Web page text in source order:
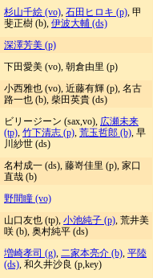
杉山千絵 (vo), 石田ヒロキ (p), 甲
斐正樹 (b), 伊波大輔 (ds)
深澤芳美 (p)
下田愛美 (vo), 朝倉由里 (p)
小西雅也 (vo), 近藤有輝 (p), 名古
路一也 (b), 柴田英貴 (ds)
ビリージーン (sax,vo), 広瀬未来
(tp), 竹下清志 (p), 荒玉哲郎 (b), 早
川紗世 (ds)
名村成一 (ds), 藤嵜佳里 (p), 家口
直哉 (b)
野間瞳 (vo)
山口友也 (tp), 小池純子 (p), 荒井美
咲 (b), 奥村純平 (ds)
増崎孝司 (g), 二家本亮介 (b), 平陸
(ds), 和久井沙良 (p,key)